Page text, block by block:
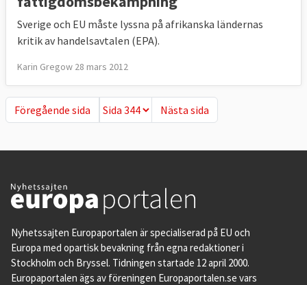
Sverige och EU måste lyssna på afrikanska ländernas
kritik av handelsavtalen (EPA).
Karin Gregow 28 mars 2012
Föregående sida
Föregående sida Nästa sida
Nästa sida
Nyhetssajten Europaportalen är specialiserad på EU och
Europa med opartisk bevakning från egna redaktioner i
Stockholm och Bryssel. Tidningen startade 12 april 2000.
Europaportalen ägs av föreningen Europaportalen.se vars